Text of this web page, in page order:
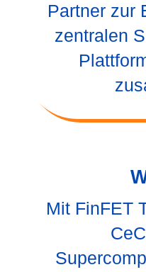
Partner zur
zentralen
Mit FinFET